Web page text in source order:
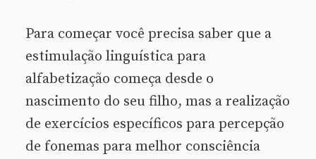
Para começar você precisa saber que a
estimulação linguística para
alfabetização começa desde o
nascimento do seu filho, mas a realização
de exercícios específicos para percepção
de fonemas para melhor consciência